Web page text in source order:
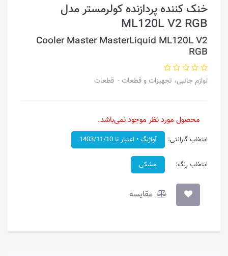
خنک کننده پردازنده کولرمستر مدل
ML120L V2 RGB
Cooler Master MasterLiquid ML120L V2
RGB
لوازم جانبی، تجهیزات و قطعات قطعات
محصول مورد نظر موجود نمی‌باشد.
انتخاب گارانتی: آواژنگ • اعتبار تا 1403/11/10
انتخاب رنگ: مشکی
مقایسه